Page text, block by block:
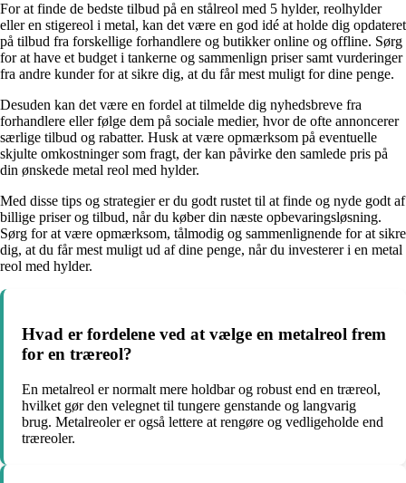
For at finde de bedste tilbud på en stålreol med 5 hylder, reolhylder
eller en stigereol i metal, kan det være en god idé at holde dig opdateret
på tilbud fra forskellige forhandlere og butikker online og offline. Sørg
for at have et budget i tankerne og sammenlign priser samt vurderinger
fra andre kunder for at sikre dig, at du får mest muligt for dine penge.
Desuden kan det være en fordel at tilmelde dig nyhedsbreve fra
forhandlere eller følge dem på sociale medier, hvor de ofte annoncerer
særlige tilbud og rabatter. Husk at være opmærksom på eventuelle
skjulte omkostninger som fragt, der kan påvirke den samlede pris på
din ønskede metal reol med hylder.
Med disse tips og strategier er du godt rustet til at finde og nyde godt af
billige priser og tilbud, når du køber din næste opbevaringsløsning.
Sørg for at være opmærksom, tålmodig og sammenlignende for at sikre
dig, at du får mest muligt ud af dine penge, når du investerer i en metal
reol med hylder.
Hvad er fordelene ved at vælge en metalreol frem
for en træreol?
En metalreol er normalt mere holdbar og robust end en træreol,
hvilket gør den velegnet til tungere genstande og langvarig
brug. Metalreoler er også lettere at rengøre og vedligeholde end
træreoler.